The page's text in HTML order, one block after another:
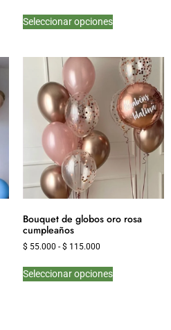
Seleccionar opciones
Bouquet de globos oro rosa
cumpleaños
$ 55.000 - $ 115.000
Seleccionar opciones